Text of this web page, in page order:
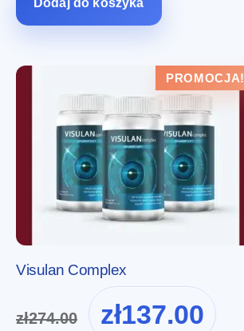
Dodaj do koszyka
PROMOCJA!
Visulan Complex
zł274.00
Pierwotna
cena
zł137.00
cena